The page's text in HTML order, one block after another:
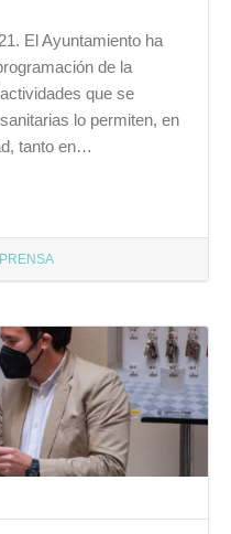
El Ayuntamiento ha
de la
que se
lo permiten, en
tanto en…